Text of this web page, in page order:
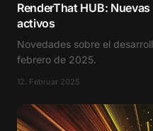
RenderThat HUB:
activos
Novedades sobre el
febrero de 2025.
12. Februar 2025